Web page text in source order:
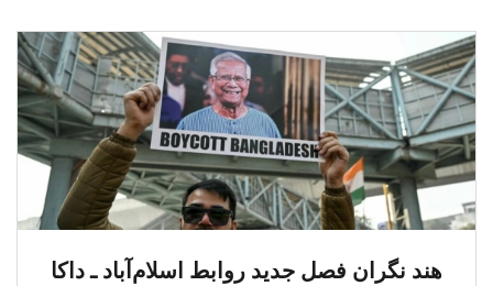
هند نگران فصل جدید روابط اسلام‌آباد ـ داکا